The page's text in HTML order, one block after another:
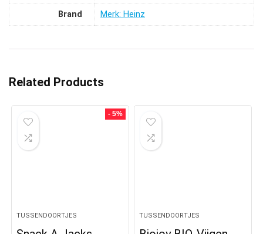
Brand Merk: Heinz
Related Products
- 5%
TUSSENDOORTJES TUSSENDOORTJES